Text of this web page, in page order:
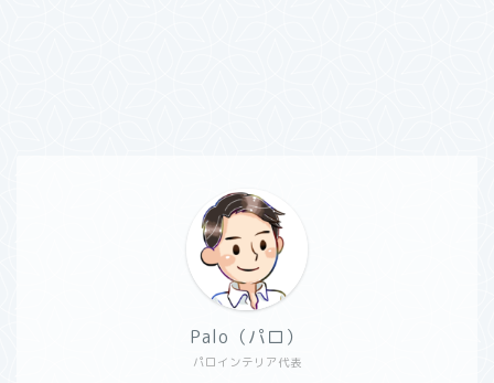
パロインテリア代表
Palo（パロ）